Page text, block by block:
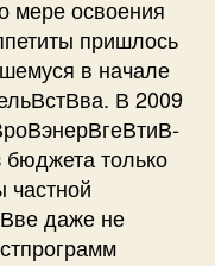
мере освоения
пришлось
в начале
В 2009
бюджета только
даже не